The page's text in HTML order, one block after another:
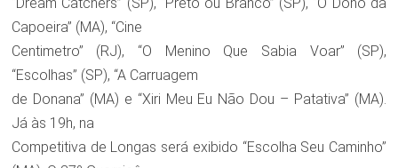
Capoeira” (MA), “Cine
Centimetro” (RJ), “O Menino Que Sabia Voar” (SP),
“Escolhas” (SP), “A Carruagem
de Donana” (MA) e “Xiri Meu Eu Não Dou – Patativa” (MA).
Já às 19h, na
Competitiva de Longas será exibido “Escolha Seu Caminho”